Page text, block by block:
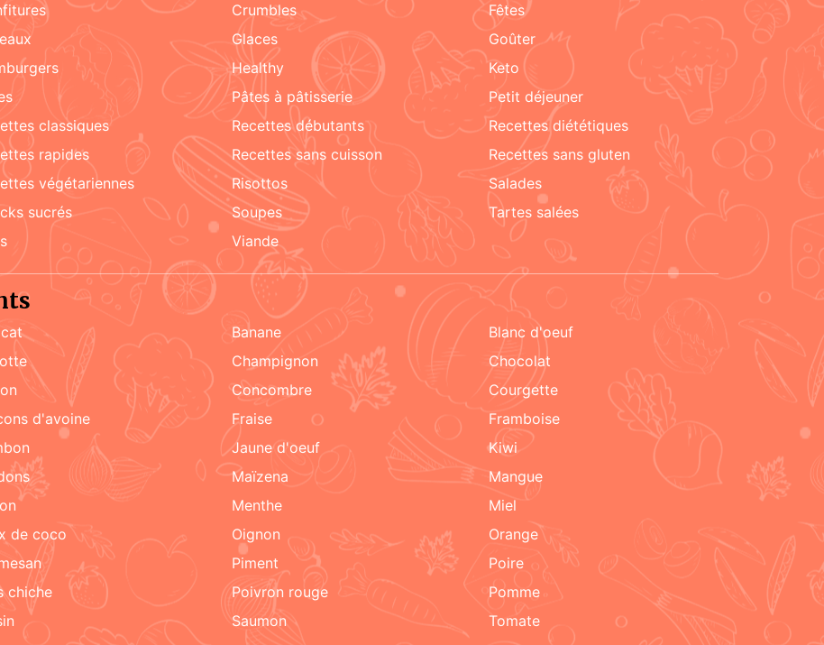
crumbles
fêtes
glaces
goûter
healthy
keto
pâtes à pâtisserie
petit déjeuner
classiques recettes débutants
recettes diététiques
rapides recettes sans cuisson
recettes sans gluten
végétariennes risottos
salades
sucrés soupes
tartes salées
viande
Banane
blanc d'oeuf
champignon
chocolat
concombre
courgette
d'avoine fraise
framboise
jaune d'oeuf
kiwi
maïzena
mangue
menthe
miel
de coco oignon
orange
piment
poire
chiche poivron rouge
pomme
Saumon
tomate